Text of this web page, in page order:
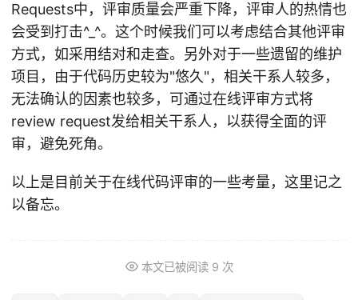
Requests中，评审质量会严重下降，评审人的热情也
会受到打击^_^。这个时候我们可以考虑结合其他评审
方式，如采用结对和走查。另外对于一些遗留的维护
项目，由于代码历史较为"悠久"，相关干系人较多，
无法确认的因素也较多，可通过在线评审方式将
review request发给相关干系人，以获得全面的评
审，避免死角。
以上是目前关于在线代码评审的一些考量，这里记之
以备忘。
本文已被阅读 9 次